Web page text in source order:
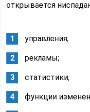
открывается
управления;
рекламы;
статистики;
функции